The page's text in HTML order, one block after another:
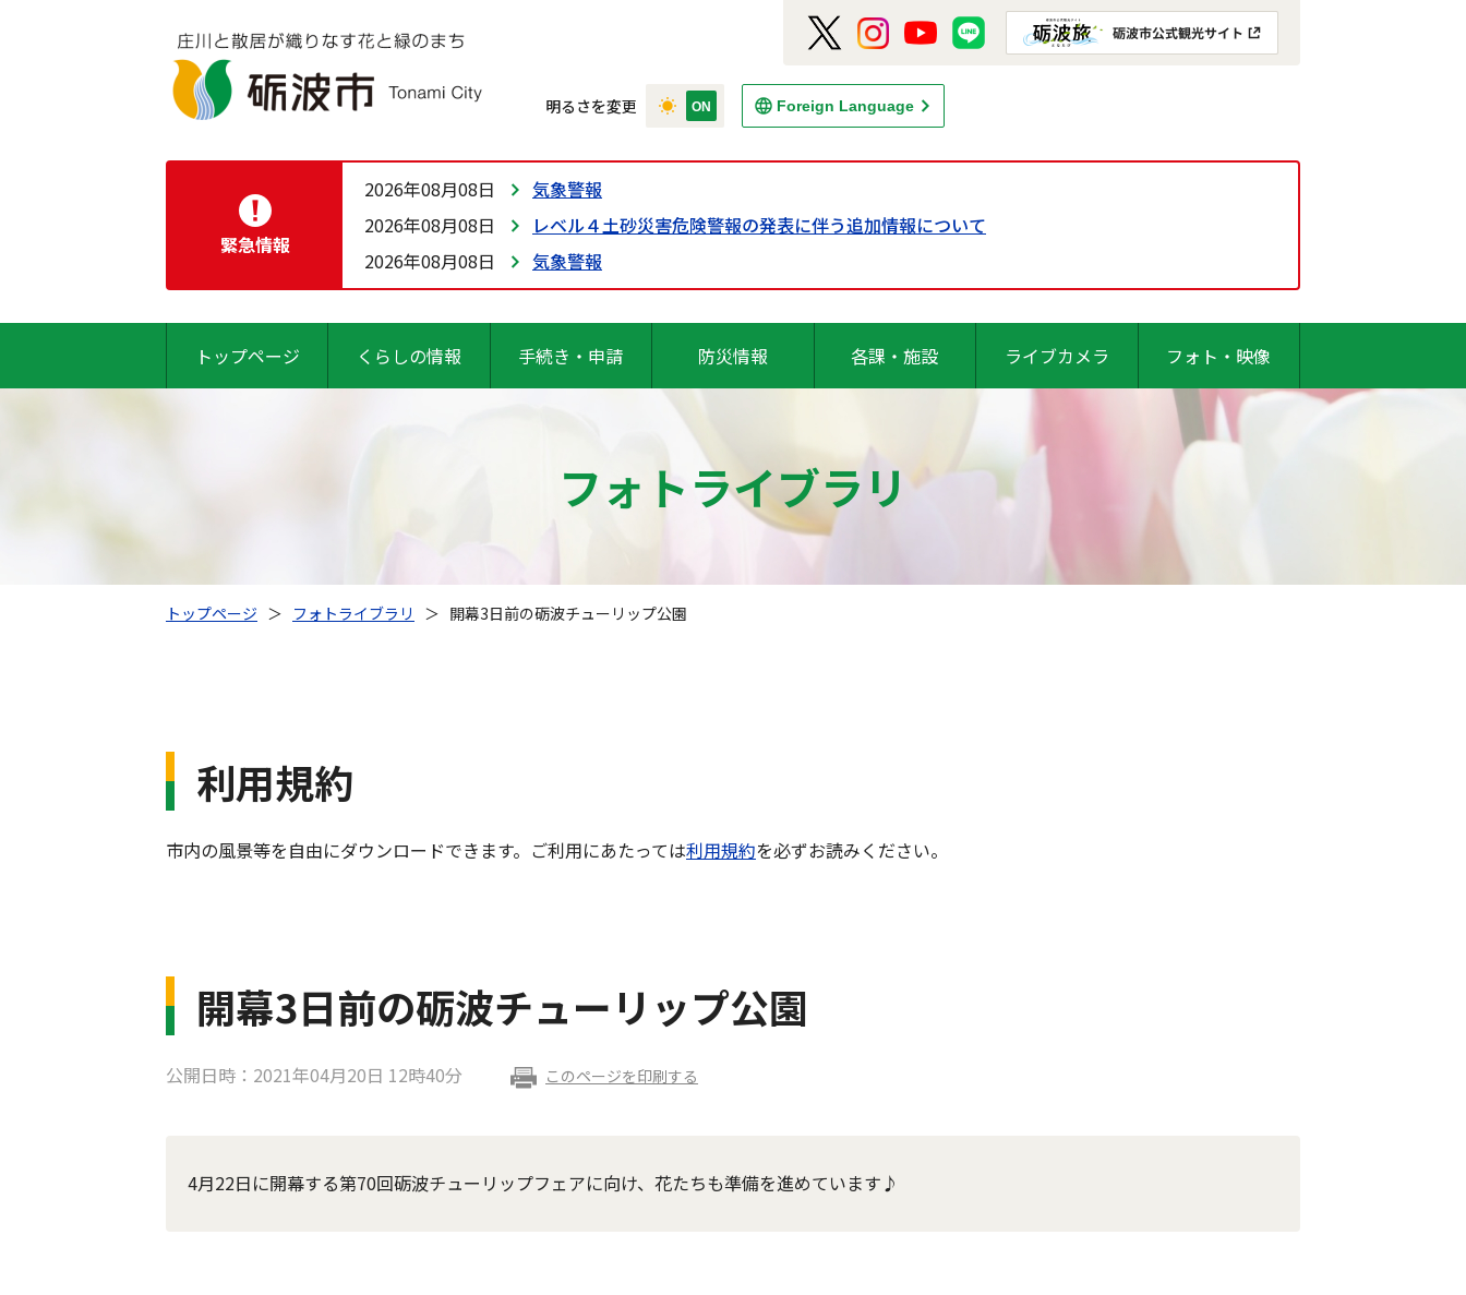
明るさを変更 Foreign Language
緊急情報
2026年08月08日
気象警報
2026年08月08日
レベル４土砂災害危険警報の発表に伴う追加情報について
2026年08月08日
気象警報
トップページ くらしの情報 手続き・申請 防災情報 各課・施設 ライブカメラ フォト・映像
フォトライブラリ
トップページ ＞ フォトライブラリ ＞ 開幕3日前の砺波チューリップ公園
利用規約
市内の風景等を自由にダウンロードできます。ご利用にあたっては利用規約を必ずお読みください。
開幕3日前の砺波チューリップ公園
公開日時：2021年04月20日 12時40分 このページを印刷する
4月22日に開幕する第70回砺波チューリップフェアに向け、花たちも準備を進めています♪